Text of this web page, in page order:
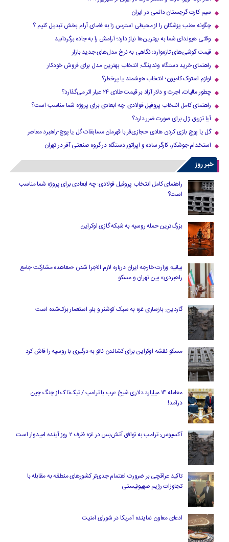
سیم کارت گرجستان دائمی در ایران
چگونه مطب پزشکان را از محیطی استرس زا به فضای آرام بخش تبدیل کنیم ؟
وقتی هیوندای شما به بهترین‌ها نیاز دارد؛ آرامش را به جاده برگردانید
قیمت گوشی‌های تازه‌وارد؛ نگاهی به نرخ مدل‌های جدید بازار
راهنمای خرید دستگاه وندینگ: انتخاب بهترین مدل برای فروش خودکار
لوازم استوک کامیون؛ انتخاب هوشمند یا پرخطر؟
چطور مالیات، اجرت و دلار آزاد بر قیمت طلای ۲۴ عیار اثر می‌گذارد؟
راهنمای کامل انتخاب پروفیل فولادی: چه ابعادی برای پروژه شما مناسب است؟
آیا تزریق ژل برای صورت ضرر دارد​؟
گل یا پوچ بازی کردن هادی حجازی‌فر با قهرمان مسابقات گل یا پوچ-راهبرد معاصر
استخدام جوشکار، کارگر ساده و اپراتور دستگاه در گروه صنعتی آفر در تهران
خبر روز
راهنمای کامل انتخاب پروفیل فولادی: چه ابعادی برای پروژه شما مناسب
است؟
بزرگ‌ترین حمله روسیه به شبکه گازی اوکراین
بیانیه وزارت خارجه ایران درباره لازم‌ الاجرا شدن «معاهده مشارکت جامع
راهبردی» بین تهران و مسکو
گاردین: بازسازی غزه به سبک کوشنر و بلر، استعمار بزک‌شده است
مسکو نقشه اوکراین برای کشاندن ناتو به درگیری با روسیه را فاش کرد
معامله ۱۴ میلیارد دلاری شیخ عرب با ترامپ / تیک‌تاک از چنگ چین
درآمد!
آکسیوس: ترامپ به توافق آتش‌بس در غزه ظرف ۲ روز آینده امیدوار است
تاکید عراقچی بر ضرورت اهتمام جدی‌تر کشورهای منطقه به مقابله با
تجاوزات رژیم صهیونیستی
ادعای معاون نماینده آمریکا در شورای امنیت